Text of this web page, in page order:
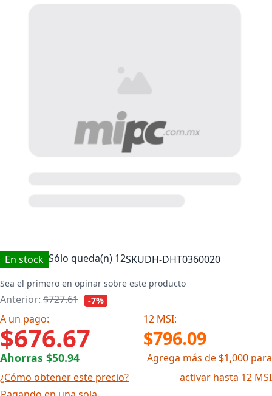
En stock Sólo queda(n) 12SKUDH-DHT0360020
Sea el primero en opinar sobre este producto
Anterior: $727.61 -7%
A un pago: 12 MSI:
$676.67 $796.09
Ahorras $50.94
¿Cómo obtener este precio?
Agrega más de $1,000 para
activar hasta 12 MSI